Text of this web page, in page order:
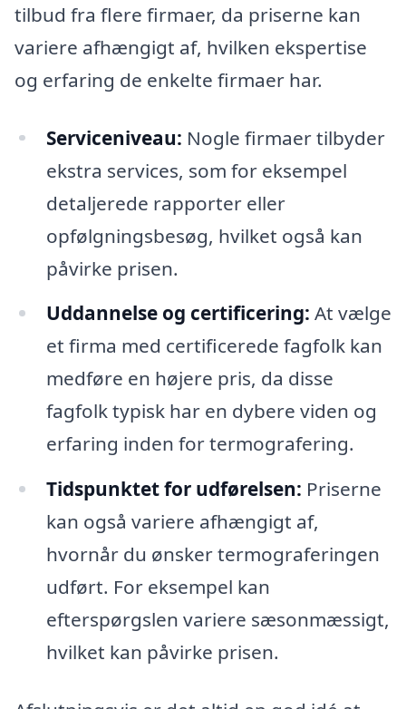
tilbud fra flere firmaer, da priserne kan
variere afhængigt af, hvilken ekspertise
og erfaring de enkelte firmaer har.
Serviceniveau: Nogle firmaer tilbyder
ekstra services, som for eksempel
detaljerede rapporter eller
opfølgningsbesøg, hvilket også kan
påvirke prisen.
Uddannelse og certificering: At vælge
et firma med certificerede fagfolk kan
medføre en højere pris, da disse
fagfolk typisk har en dybere viden og
erfaring inden for termografering.
Tidspunktet for udførelsen: Priserne
kan også variere afhængigt af,
hvornår du ønsker termograferingen
udført. For eksempel kan
efterspørgslen variere sæsonmæssigt,
hvilket kan påvirke prisen.